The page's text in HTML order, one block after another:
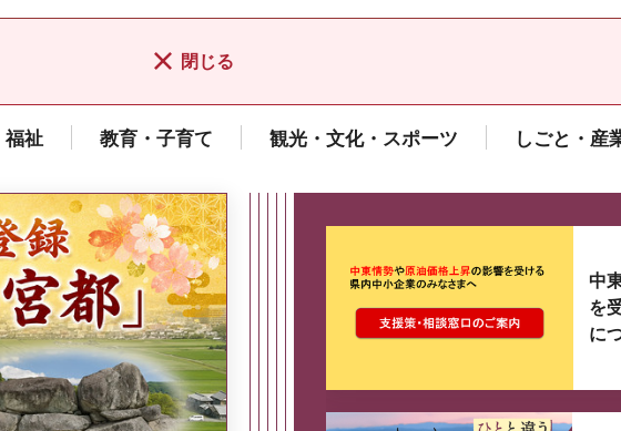
閉じる
福祉 教育・子育て 観光・文化・スポーツ しごと・産
ここから最大3つずつ情報が表
県広報誌「県民だより奈良」
2026年8月号
中
を
に